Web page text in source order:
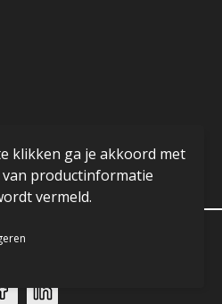
Reclame 2023
klikken ga je akkoord met
productinformatie
vermeld.